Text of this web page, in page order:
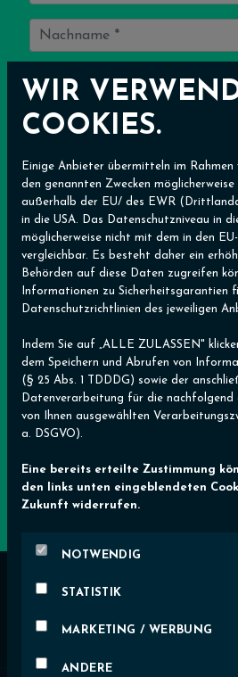
Ich habe die
genommen und akzeptiere diese
WIR
COOKIES.
Einige Anbieter übermitteln im
den genannten Zwecken
außerhalb der EU/ des EWR
in die USA. Das Datenschutzniveau in
möglicherweise nicht mit dem in den
vergleichbar. Es besteht daher ein
Behörden auf diese Daten zugreifen
Informationen zu Sicherheitsgarantien
Datenschutzrichtlinien des jeweiligen
Indem Sie auf „ALLE ZULASSEN"
dem Speichern und Abrufen von
(§ 25 Abs. 1 TDDDG) sowie der
Datenverarbeitung für die
von Ihnen ausgewählten
a. DSGVO).
Eine bereits erteilte Zustimmung
den links unten eingeblendeten
Zukunft widerrufen.
NOTWENDIG
STATISTIK
MARKETING / WERBUNG
ANDERE